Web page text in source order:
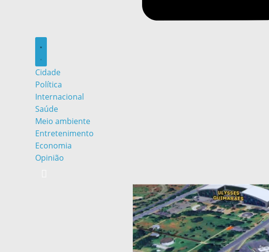
Cidade
Política
Internacional
Saúde
Meio ambiente
Entretenimento
Economia
Opinião